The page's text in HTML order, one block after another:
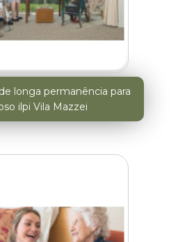
longa permanência para
ilpi Vila Mazzei